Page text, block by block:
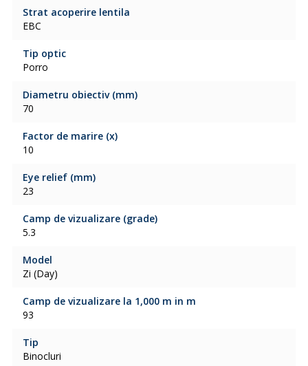
Strat acoperire lentila
EBC
Tip optic
Porro
Diametru obiectiv (mm)
70
Factor de marire (x)
10
Eye relief (mm)
23
Camp de vizualizare (grade)
5.3
Model
Zi (Day)
Camp de vizualizare la 1,000 m in m
93
Tip
Binocluri